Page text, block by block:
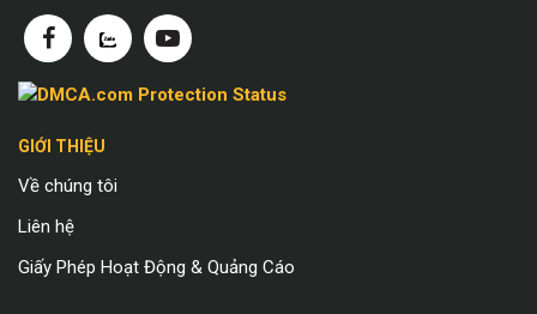
GIỚI THIỆU
Về chúng tôi
Liên hệ
Giấy Phép Hoạt Động & Quảng Cáo